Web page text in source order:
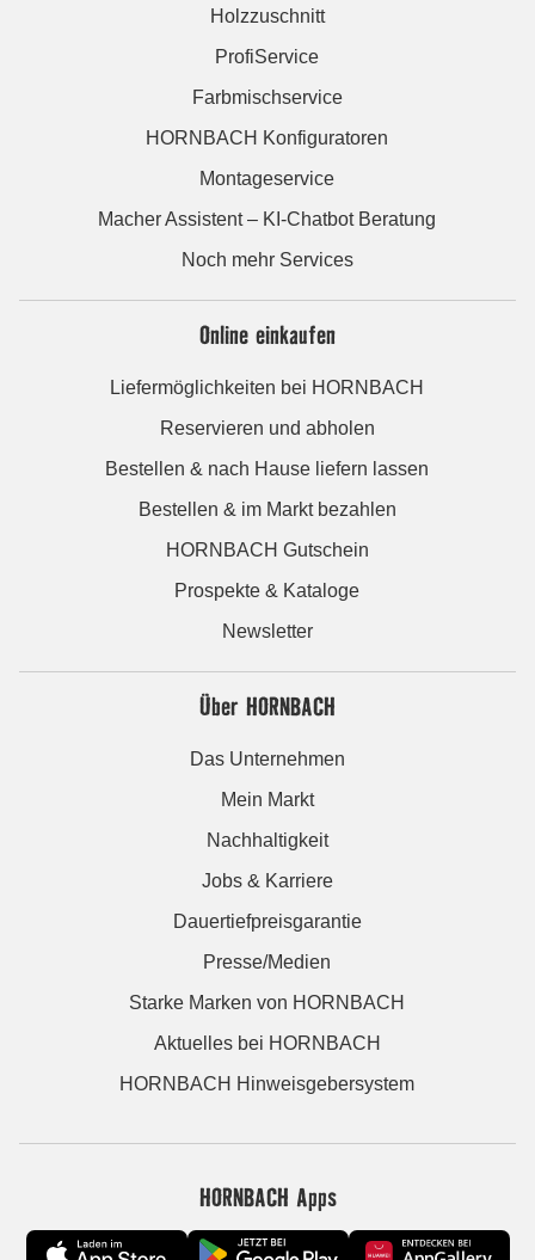
Holzzuschnitt
ProfiService
Farbmischservice
HORNBACH Konfiguratoren
Montageservice
Macher Assistent – KI-Chatbot Beratung
Noch mehr Services
Online einkaufen
Liefermöglichkeiten bei HORNBACH
Reservieren und abholen
Bestellen & nach Hause liefern lassen
Bestellen & im Markt bezahlen
HORNBACH Gutschein
Prospekte & Kataloge
Newsletter
Über HORNBACH
Das Unternehmen
Mein Markt
Nachhaltigkeit
Jobs & Karriere
Dauertiefpreisgarantie
Presse/Medien
Starke Marken von HORNBACH
Aktuelles bei HORNBACH
HORNBACH Hinweisgebersystem
HORNBACH Apps